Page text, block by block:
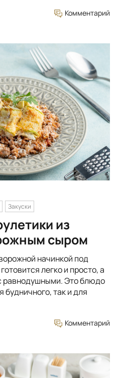
Комментарий
Закуски
из
сыром
начинкой под
легко и просто, а
равнодушными. Это блюдо
будничного, так и для
Комментарий